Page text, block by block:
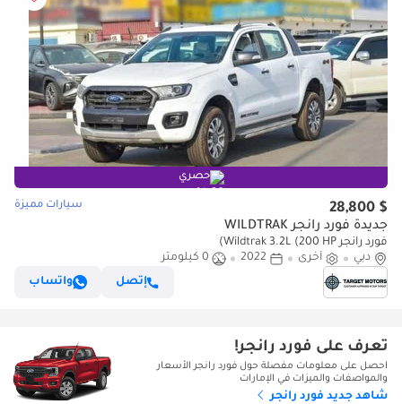
حصري
$ 28,800 سيارات مميزة
جديدة فورد رانجر WILDTRAK
فورد رانجر Wildtrak 3.2L (200 HP)
دبي
أخرى 2022
0 كيلومتر
إتصل
واتساب
تعرف على فورد رانجر!
احصل على معلومات مفصلة حول فورد رانجر الأسعار
والمواصفات والميزات في الإمارات
شاهد جديد فورد رانجر